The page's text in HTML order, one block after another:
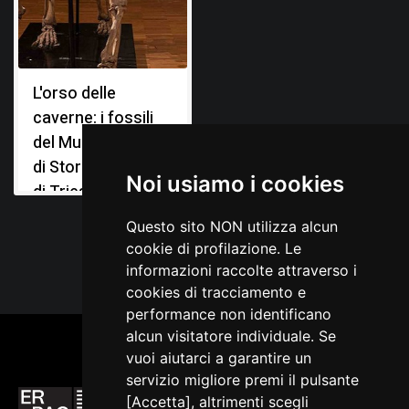
Noi usiamo i cookies
Questo sito NON utilizza alcun
cookie di profilazione. Le
informazioni raccolte attraverso i
cookies di tracciamento e
performance non identificano
alcun visitatore individuale. Se
vuoi aiutarci a garantire un
servizio migliore premi il pulsante
[Accetta], altrimenti scegli
Marchesetti C., Relazione sugli scavi paletonologici
eseguiti nel 1904, in Bollettino della Società Adriatica di
Scienze Naturali in Trieste, Trieste 1907, 23
Perko G. A., La fauna diluviale della caverna degli Orsi
presso Nabresina, in Il Tourista, Trieste 1904, XI, n. 1-4
L'orso delle
caverne: i fossili
del Museo Civico
di Storia Naturale
di Trieste